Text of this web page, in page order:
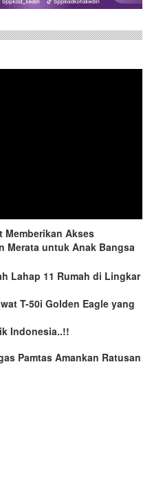
Memberikan Akses
Merata untuk Anak Bangsa
Lahap 11 Rumah di Lingkar
T-50i Golden Eagle yang
Indonesia..!!
Pamtas Amankan Ratusan